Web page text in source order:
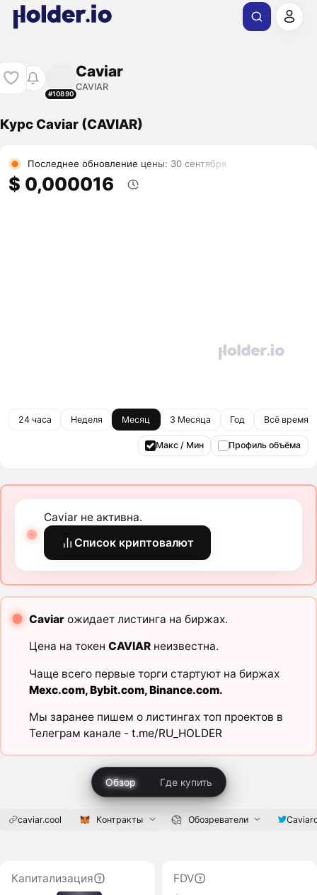
#10890
Caviar
CAVIAR
Курс Caviar (CAVIAR)
Последнее обновление цены: 30 сентября
$ 0,000016
24 часа Неделя Месяц 3 Месяца Год Всё время
Макс / Мин Профиль объёма
Caviar не активна.
Список криптовалют
Caviarожидает листинга на биржах.
Цена на токен CAVIARнеизвестна.
Чаще всего первые торги стартуют на биржах
Mexc.com,Bybit.com,Binance.com.
Мы заранее пишем о листингах топ проектов в
Телеграм канале - t.me/RU_HOLDER
Обзор Где купить
caviar.cool Контракты Обозреватели
Капитализация
FDV